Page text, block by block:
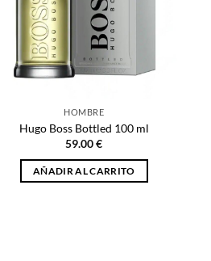
HOMBRE
Hugo Boss Bottled 100 ml
59.00€
AÑADIR AL CARRITO